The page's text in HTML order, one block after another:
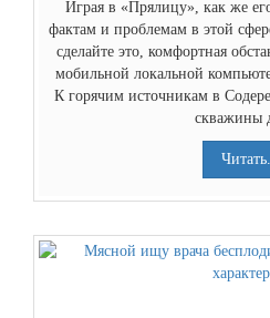
Играя в «Прялицу», как же
фактам и проблемам в этой
сделайте это, комфортная
мобильной локальной
К горячим источникам в
скважины